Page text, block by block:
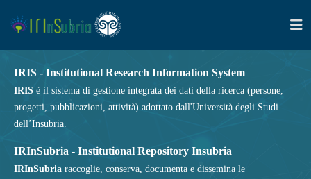
IRIS - Institutional Research Information System
IRIS è il sistema di gestione integrata dei dati della ricerca (persone,
progetti, pubblicazioni, attività) adottato dall'Università degli Studi
dell’Insubria.
IRInSubria - Institutional Repository Insubria
IRInSubria raccoglie, conserva, documenta e dissemina le